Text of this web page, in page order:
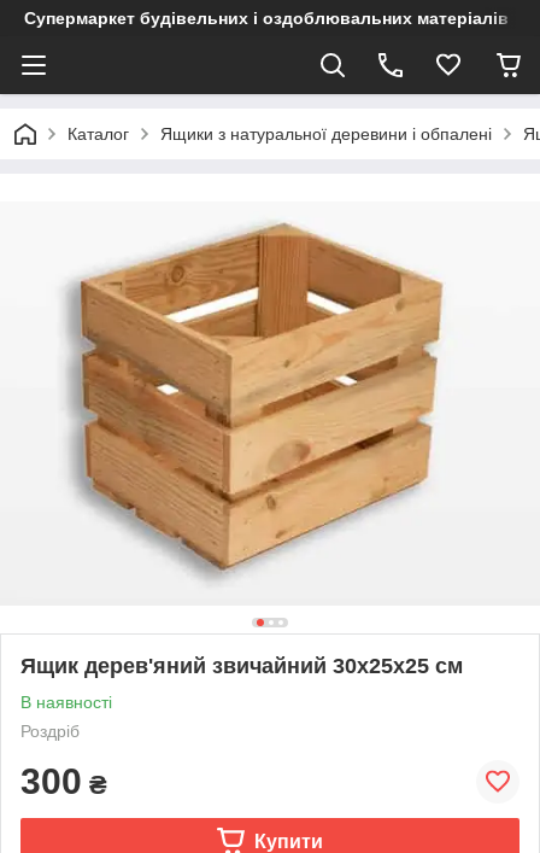
Супермаркет будівельних і оздоблювальних матеріалів
Каталог Ящики з натуральної деревини і обпалені
Ящик дерев'яний звичайний 30x25x25 см
В наявності
Роздріб
300 ₴
Купити